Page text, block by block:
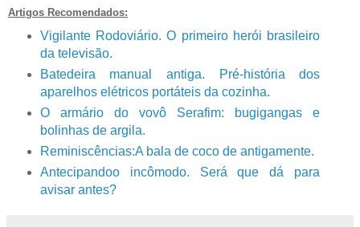
Artigos Recomendados:
Vigilante Rodoviário. O primeiro herói brasileiro
da televisão.
Batedeira manual antiga. Pré-história dos
aparelhos elétricos portáteis da cozinha.
O armário do vovô Serafim: bugigangas e
bolinhas de argila.
Reminiscências:A bala de coco de antigamente.
Antecipandoo incômodo. Será que dá para
avisar antes?